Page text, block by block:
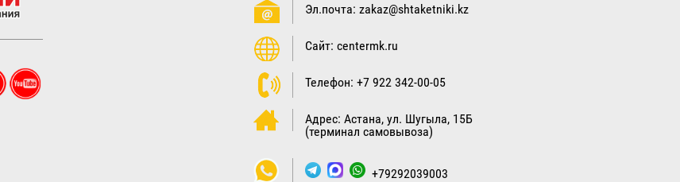
Эл.почта: zakaz@shtaketniki.kz
Сайт: centermk.ru
Телефон: +7 922 342-00-05
Адрес: Астана, ул. Шугыла, 15Б
(терминал самовывоза)
+79292039003